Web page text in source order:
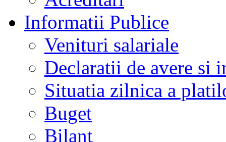
Informatii Publice
Venituri salariale
Declaratii de avere si
Situatia zilnica a
Buget
Bilant